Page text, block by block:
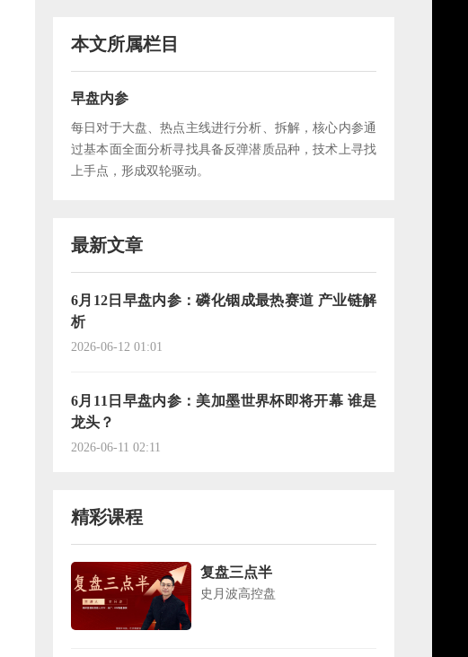
本文所属栏目
早盘内参
每日对于大盘、热点主线进行分析、拆解，核心内参通
过基本面全面分析寻找具备反弹潜质品种，技术上寻找
上手点，形成双轮驱动。
最新文章
6月12日早盘内参：磷化铟成最热赛道 产业链解
析
2026-06-12 01:01
6月11日早盘内参：美加墨世界杯即将开幕 谁是
龙头？
2026-06-11 02:11
精彩课程
复盘三点半
史月波高控盘